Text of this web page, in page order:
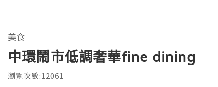
美食
中環鬧市低調奢華fine dining
瀏覽次數:12061